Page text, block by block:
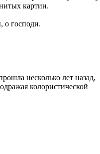
картин.
о господи.
несколько лет назад,
колористической